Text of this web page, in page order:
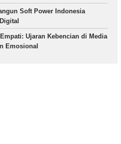
Soft Power Indonesia
Ujaran Kebencian di Media
Emosional